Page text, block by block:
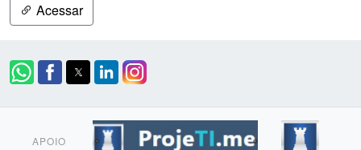
Acessar
APOIO